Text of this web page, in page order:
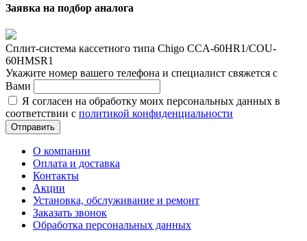
Заявка на подбор аналога
Сплит-сиcтема кассетного типа Chigo CCA-60HR1/COU-
60HMSR1
Укажите номер вашего телефона и специалист свяжется с
Вами
Я согласен на обработку моих персональных данных в
соответствии с политикой конфиденциальности
Отправить
О компании
Оплата и доставка
Контакты
Акции
Установка, обслуживание и ремонт
Заказать звонок
Обработка персональных данных